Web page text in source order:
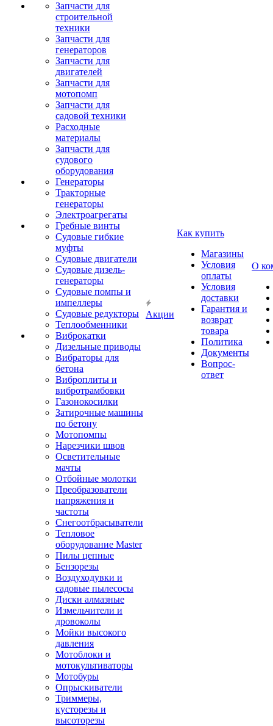
Запчасти для
строительной
техники
Запчасти для
генераторов
Запчасти для
двигателей
Запчасти для
мотопомп
Запчасти для
садовой техники
Расходные
материалы
Запчасти для
судового
оборудования
Генераторы
Тракторные
генераторы
Электроагрегаты
Гребные винты
Судовые гибкие
муфты
Судовые двигатели
Судовые дизель-
генераторы
Судовые помпы и
импеллеры
Судовые редукторы
Теплообменники
Виброкатки
Дизельные приводы
Вибраторы для
бетона
Виброплиты и
вибротрамбовки
Газонокосилки
Затирочные машины
по бетону
Мотопомпы
Нарезчики швов
Осветительные
мачты
Отбойные молотки
Преобразователи
напряжения и
частоты
Снегоотбрасыватели
Тепловое
оборудование Master
Пилы цепные
Бензорезы
Воздуходувки и
садовые пылесосы
Диски алмазные
Измельчители и
дровоколы
Мойки высокого
давления
Мотоблоки и
мотокультиваторы
Мотобуры
Опрыскиватели
Триммеры,
кусторезы и
высоторезы
Акции
Как купить
Магазины
Условия
оплаты
Условия
доставки
Гарантия и
возврат
товара
Политика
Документы
Вопрос-
ответ
О